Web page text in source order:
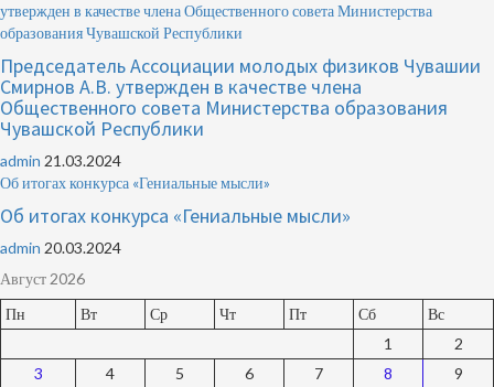
утвержден в качестве члена Общественного совета Министерства
образования Чувашской Республики
Председатель Ассоциации молодых физиков Чувашии
Смирнов А.В. утвержден в качестве члена
Общественного совета Министерства образования
Чувашской Республики
admin 21.03.2024
Об итогах конкурса «Гениальные мысли»
Об итогах конкурса «Гениальные мысли»
admin 20.03.2024
Август 2026
Пн
Вт Ср Чт Пт Сб
Вс
1
2
3
4 5 6 7 8
9